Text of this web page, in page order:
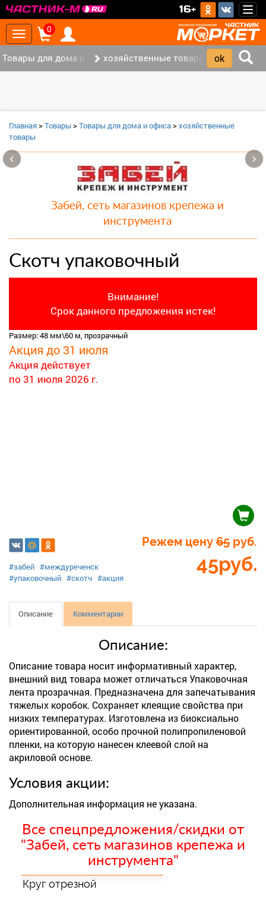
16+
Toggle
navigation
0
Товары для дома и офиса (8)хозяйственные товары (3)
Главная>Товары >Товары для дома и офиса>хозяйственные
товары
Забей, сеть магазинов крепежа и
инструмента
Скотч упаковочный
Внимание!
Срок данного предложения истек!
Размер: 48 мм\60 м, прозрачный
Акция до 31 июля
Акция действует
по 31 июля 2026 г.
Режем цену 65 руб.
45руб.
#забей #междуреченск
#упаковочный #скотч #акция
Описание Комментарии
Описание:
Описание товара носит информативный характер,
внешний вид товара может отличаться Упаковочная
лента прозрачная. Предназначена для запечатывания
тяжелых коробок. Сохраняет клеящие свойства при
низких температурах. Изготовлена из биоксиально
ориентированной, особо прочной полипропиленовой
пленки, на которую нанесен клеевой слой на
акриловой основе.
Условия акции:
Дополнительная информация не указана.
Все спецпредложения/скидки от
"Забей, сеть магазинов крепежа и
инструмента"
Круг отрезной
‹ ›